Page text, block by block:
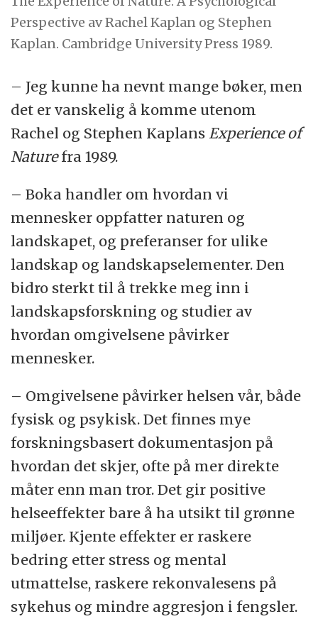
Perspective av Rachel Kaplan og Stephen
Kaplan. Cambridge University Press 1989.
– Jeg kunne ha nevnt mange bøker, men
det er vanskelig å komme utenom
Rachel og Stephen Kaplans Experience of
Naturefra 1989.
– Boka handler om hvordan vi
mennesker oppfatter naturen og
landskapet, og preferanser for ulike
landskap og landskapselementer. Den
bidro sterkt til å trekke meg inn i
landskapsforskning og studier av
hvordan omgivelsene påvirker
mennesker.
– Omgivelsene påvirker helsen vår, både
fysisk og psykisk. Det finnes mye
forskningsbasert dokumentasjon på
hvordan det skjer, ofte på mer direkte
måter enn man tror. Det gir positive
helseeffekter bare å ha utsikt til grønne
miljøer. Kjente effekter er raskere
bedring etter stress og mental
utmattelse, raskere rekonvalesens på
sykehus og mindre aggresjon i fengsler.